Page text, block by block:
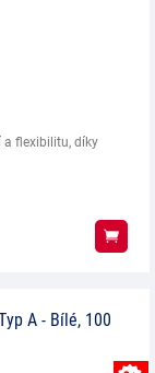
flexibilitu, díky
A - Bílé, 100